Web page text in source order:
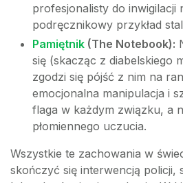
profesjonalisty do inwigilacji
podręcznikowy przykład
Pamiętnik (The Notebook):
się (skacząc z diabelskiego
zgodzi się pójść z nim na
emocjonalna manipulacja i
flaga w każdym związku, a
płomiennego uczucia.
Wszystkie te zachowania w
skończyć się interwencją policji,